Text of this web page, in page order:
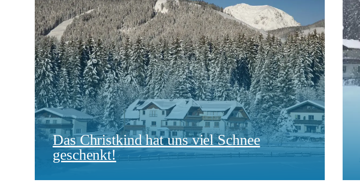
Das Christkind hat uns viel Schnee
geschenkt!